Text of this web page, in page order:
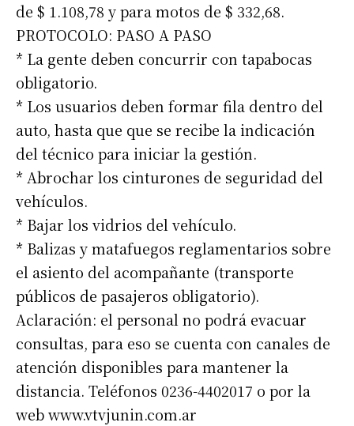
de $ 1.108,78 y para motos de $ 332,68.
PROTOCOLO: PASO A PASO
* La gente deben concurrir con tapabocas
obligatorio.
* Los usuarios deben formar fila dentro del
auto, hasta que que se recibe la indicación
del técnico para iniciar la gestión.
* Abrochar los cinturones de seguridad del
vehículos.
* Bajar los vidrios del vehículo.
* Balizas y matafuegos reglamentarios sobre
el asiento del acompañante (transporte
públicos de pasajeros obligatorio).
Aclaración: el personal no podrá evacuar
consultas, para eso se cuenta con canales de
atención disponibles para mantener la
distancia. Teléfonos 0236-4402017 o por la
web www.vtvjunin.com.ar